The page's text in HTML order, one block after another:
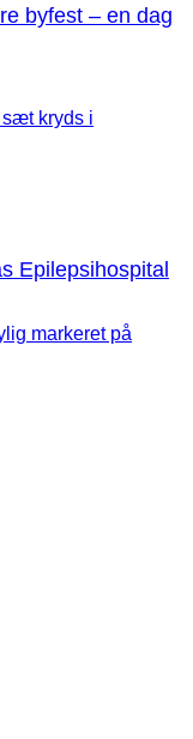
byfest – en dag
sæt kryds i
Epilepsihospital
markeret på